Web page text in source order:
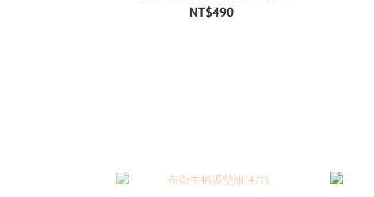
NT$490